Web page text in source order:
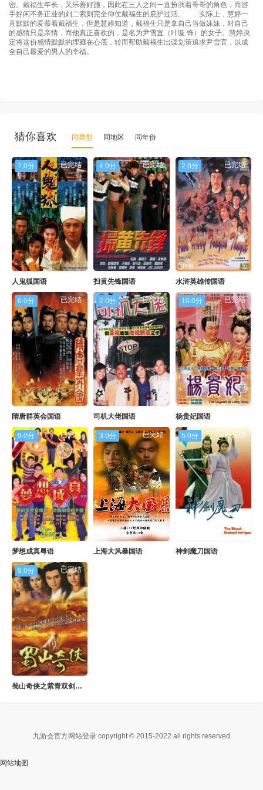
密。戴福生年长，又乐善好施，因此在三人之间一直扮演着哥哥的角色，而游
手好闲不务正业的刘二索则完全仰仗戴福生的庇护过活。 实际上，慧婷一
直默默的爱慕着戴福生，但是慧婷知道，戴福生只是拿自己当做妹妹，对自己
的感情只是亲情，而他真正喜欢的，是名为尹雪宜（叶璇 饰）的女子。慧婷决
定将这份感情默默的埋藏在心底，转而帮助戴福生出谋划策追求尹雪宜，以成
全自己最爱的男人的幸福。
猜你喜欢 同类型 同地区 同年份
7.0分 已完结
人鬼狐国语
4.0分 已完结
扫黄先锋国语
2.0分 已完结
水浒英雄传国语
6.0分 已完结
隋唐群英会国语
2.0分 已完结
司机大佬国语
10.0分 已完结
杨贵妃国语
9.0分 已完结
梦想成真粤语
3.0分 已完结
上海大风暴国语
5.0分 已完结
神剑魔刀国语
9.0分 已完结
蜀山奇侠之紫青双剑国语
九游会官方网站登录 copyright © 2015-2022 all rights reserved
网站地图